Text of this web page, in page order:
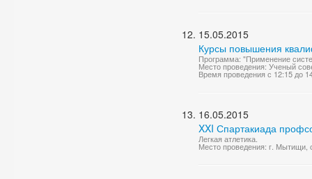
15.05.2015
Курсы повышения
Программа: "Применение
Место проведения: Ученый
Время проведения с 12:15 до
16.05.2015
XXI Спартакиада
Легкая атлетика.
Место проведения: г. Мытищи,